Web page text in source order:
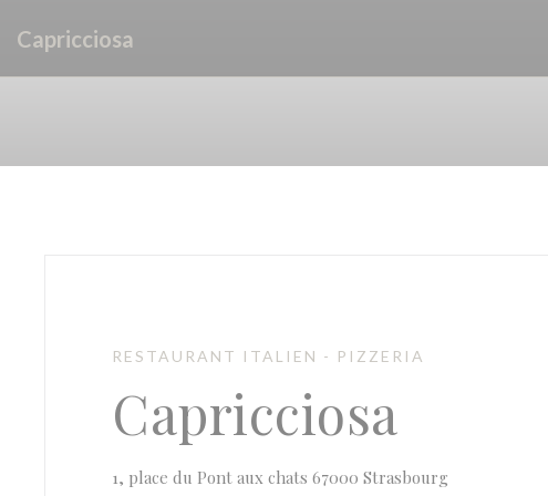
Capricciosa
RESTAURANT ITALIEN - PIZZERIA
Capricciosa
1, place du Pont aux chats 67000 Strasbourg